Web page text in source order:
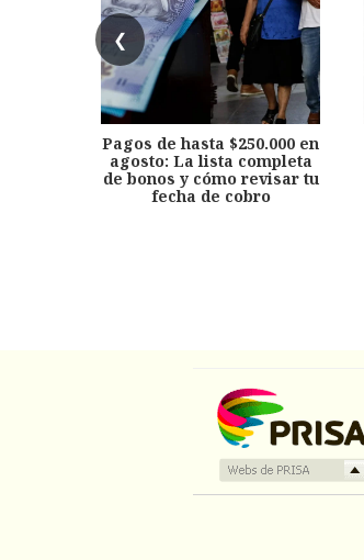
❮
Pagos de hasta $250.000 en
agosto: La lista completa
de bonos y cómo revisar tu
fecha de cobro